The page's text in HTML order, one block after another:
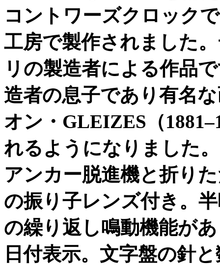
コントワーズクロック
工房で製作されました
リの製造者による作品
造者の息子であり有名
オン・ GLEIZES （
れるようになりました。
アンカー脱進機と折り
の振り子レンズ付き。
の繰り返し鳴動機能が
日付表示。文字盤の針